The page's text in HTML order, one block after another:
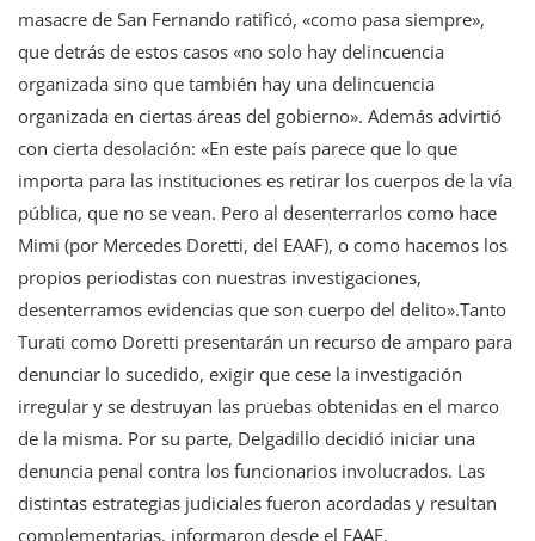
masacre de San Fernando ratificó, «como pasa siempre»,
que detrás de estos casos «no solo hay delincuencia
organizada sino que también hay una delincuencia
organizada en ciertas áreas del gobierno». Además advirtió
con cierta desolación: «En este país parece que lo que
importa para las instituciones es retirar los cuerpos de la vía
pública, que no se vean. Pero al desenterrarlos como hace
Mimi (por Mercedes Doretti, del EAAF), o como hacemos los
propios periodistas con nuestras investigaciones,
desenterramos evidencias que son cuerpo del delito».Tanto
Turati como Doretti presentarán un recurso de amparo para
denunciar lo sucedido, exigir que cese la investigación
irregular y se destruyan las pruebas obtenidas en el marco
de la misma. Por su parte, Delgadillo decidió iniciar una
denuncia penal contra los funcionarios involucrados. Las
distintas estrategias judiciales fueron acordadas y resultan
complementarias, informaron desde el EAAF.